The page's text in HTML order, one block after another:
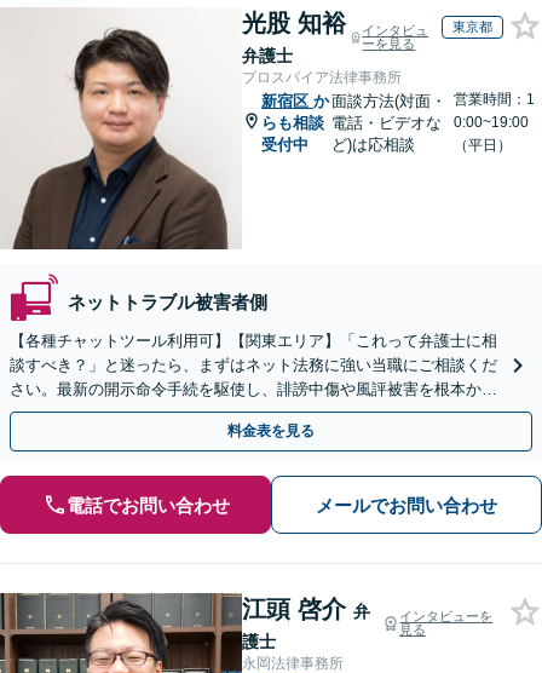
光股 知裕
弁護士
インタビュ
ーを見る
東京都
プロスパイア法律事務所
新宿区 か
らも相談
受付中
面談方法(対面・
電話・ビデオな
ど)は応相談
営業時間：1
0:00~19:00
（平日）
ネットトラブル被害者側
【各種チャットツール利用可】【関東エリア】「これって弁護士に相
談すべき？」と迷ったら、まずはネット法務に強い当職にご相談くだ
さい。最新の開示命令手続を駆使し、誹謗中傷や風評被害を根本から
解決します。最終的な終結を見据えて適切に対応します。
料金表を見る
電話でお問い合わせ メールでお問い合わせ
江頭 啓介 弁
護士
インタビューを
見る
永岡法律事務所